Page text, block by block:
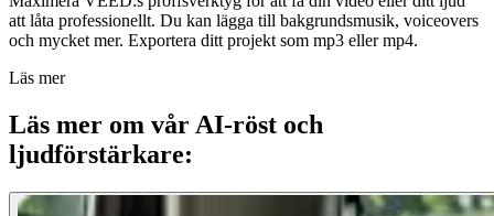
att låta professionellt. Du kan lägga till bakgrundsmusik, voiceovers
och mycket mer. Exportera ditt projekt som mp3 eller mp4.
Läs mer
Läs mer om vår AI-röst och
ljudförstärkare: